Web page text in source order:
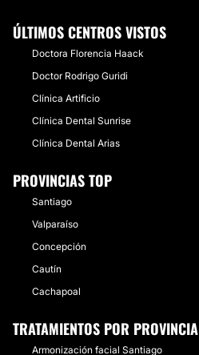
ÚLTIMOS CENTROS VISTOS
Doctora Florencia Haack
Doctor Rodrigo Guridi
Clínica Artificio
Clínica Dental Sunrise
Clínica Dental Arias
PROVINCIAS TOP
Santiago
Valparaíso
Concepción
Cautín
Cachapoal
TRATAMIENTOS POR PROVINCIA
Armonización facial Santiago